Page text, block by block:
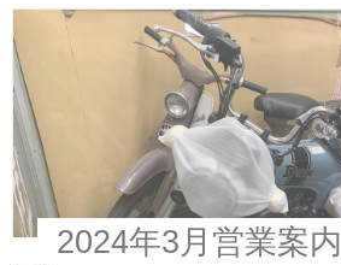
2024年3月営業案内